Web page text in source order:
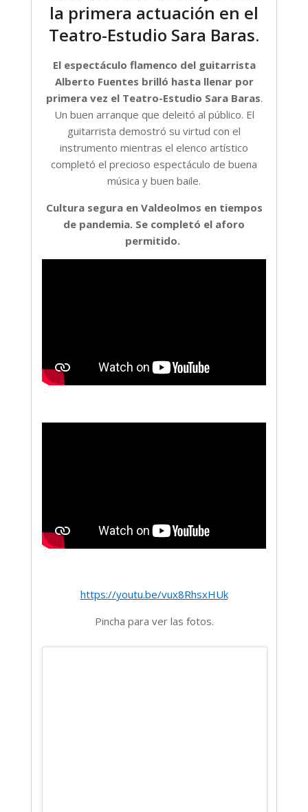
la primera actuación en el
Teatro-Estudio Sara Baras.
El espectáculo flamenco del guitarrista
Alberto Fuentes brilló hasta llenar por
primera vez el Teatro-Estudio Sara Baras.
Un buen arranque que deleitó al público. El
guitarrista demostró su virtud con el
instrumento mientras el elenco artístico
completó el precioso espectáculo de buena
música y buen baile.
Cultura segura en Valdeolmos en tiempos
de pandemia. Se completó el aforo
permitido.
https://youtu.be/vux8RhsxHUk
Pincha para ver las fotos.